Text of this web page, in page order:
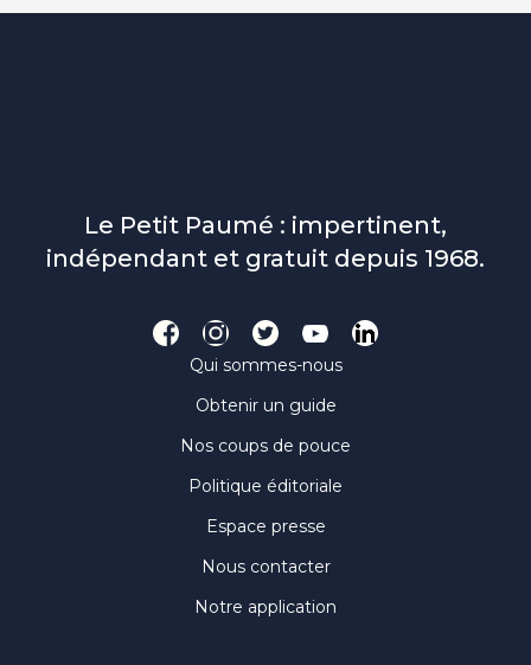
Le Petit Paumé : impertinent,
indépendant et gratuit depuis 1968.
Qui sommes-nous
Obtenir un guide
Nos coups de pouce
Politique éditoriale
Espace presse
Nous contacter
Notre application